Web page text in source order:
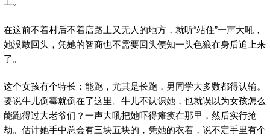
在这前不着村后不着店路上又无人的地方，就听“站住”一声大吼，
她没敢回头，凭她的智商也不需要回头便知一头色狼在身后追上来
了。
这个女孩有个特长：能跑，尤其是长跑，男同学大多数都得认输。
要说牛儿倒霉就倒在了这里。牛儿不认识她，也就误以为女孩怎么
能跑得过大老爷们？一声大吼把她吓得瘫痪在那里，然后实行抢
劫。估计她手中总会有三块五块的，凭她的衣着，说不定手里有个